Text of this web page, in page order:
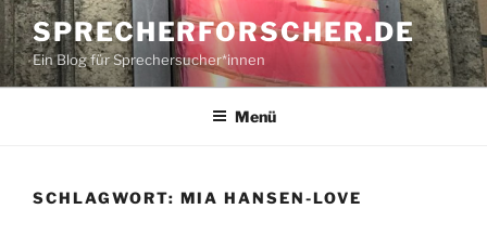
Zum
Inhalt
springen
SPRECHERFORSCHER.DE
Ein Blog für Sprechersucher*innen
Menü
SCHLAGWORT: MIA HANSEN-LOVE